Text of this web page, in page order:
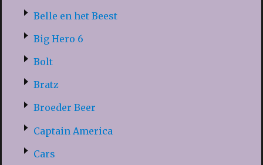
Belle en het Beest
Big Hero 6
Bolt
Bratz
Broeder Beer
Captain America
Cars